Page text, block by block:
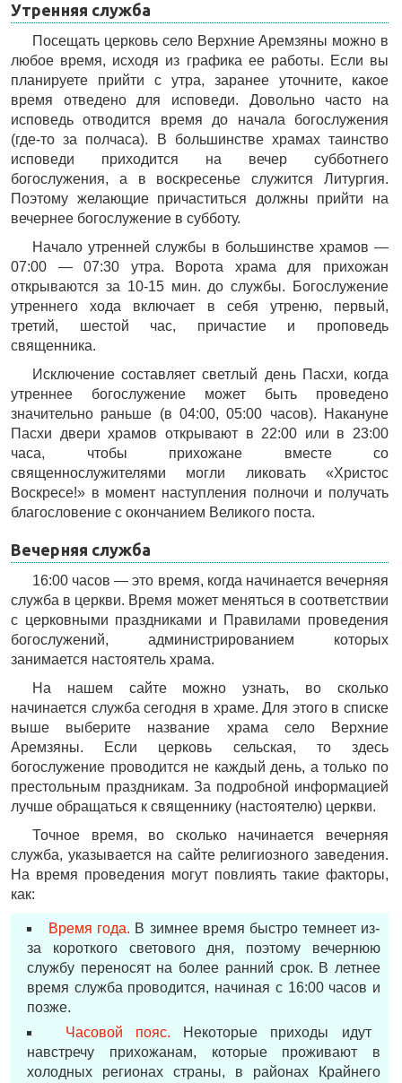
Утренняя служба
Посещать церковь село Верхние Аремзяны можно в
любое время, исходя из графика ее работы. Если вы
планируете прийти с утра, заранее уточните, какое
время отведено для исповеди. Довольно часто на
исповедь отводится время до начала богослужения
(где-то за полчаса). В большинстве храмах таинство
исповеди приходится на вечер субботнего
богослужения, а в воскресенье служится Литургия.
Поэтому желающие причаститься должны прийти на
вечернее богослужение в субботу.
Начало утренней службы в большинстве храмов —
07:00 — 07:30 утра. Ворота храма для прихожан
открываются за 10-15 мин. до службы. Богослужение
утреннего хода включает в себя утреню, первый,
третий, шестой час, причастие и проповедь
священника.
Исключение составляет светлый день Пасхи, когда
утреннее богослужение может быть проведено
значительно раньше (в 04:00, 05:00 часов). Накануне
Пасхи двери храмов открывают в 22:00 или в 23:00
часа, чтобы прихожане вместе со
священнослужителями могли ликовать «Христос
Воскресе!» в момент наступления полночи и получать
благословение с окончанием Великого поста.
Вечерняя служба
16:00 часов — это время, когда начинается вечерняя
служба в церкви. Время может меняться в соответствии
с церковными праздниками и Правилами проведения
богослужений, администрированием которых
занимается настоятель храма.
На нашем сайте можно узнать, во сколько
начинается служба сегодня в храме. Для этого в списке
выше выберите название храма село Верхние
Аремзяны. Если церковь сельская, то здесь
богослужение проводится не каждый день, а только по
престольным праздникам. За подробной информацией
лучше обращаться к священнику (настоятелю) церкви.
Точное время, во сколько начинается вечерняя
служба, указывается на сайте религиозного заведения.
На время проведения могут повлиять такие факторы,
как:
Время года. В зимнее время быстро темнеет из-
за короткого светового дня, поэтому вечернюю
службу переносят на более ранний срок. В летнее
время служба проводится, начиная с 16:00 часов и
позже.
Часовой пояс. Некоторые приходы идут
навстречу прихожанам, которые проживают в
холодных регионах страны, в районах Крайнего